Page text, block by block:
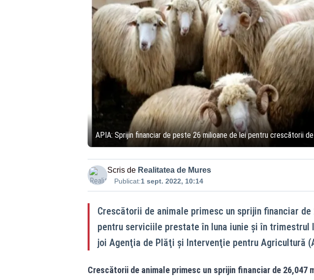
APIA: Sprijin financiar de peste 26 milioane de lei pentru crescătorii de
Scris de Realitatea de Mures
Publicat:1 sept. 2022, 10:14
Crescătorii de animale primesc un sprijin financiar
pentru serviciile prestate în luna iunie şi în trimestrul
joi Agenţia de Plăţi şi Intervenţie pentru Agricultură
Crescătorii de animale primesc un sprijin financiar de 26,047